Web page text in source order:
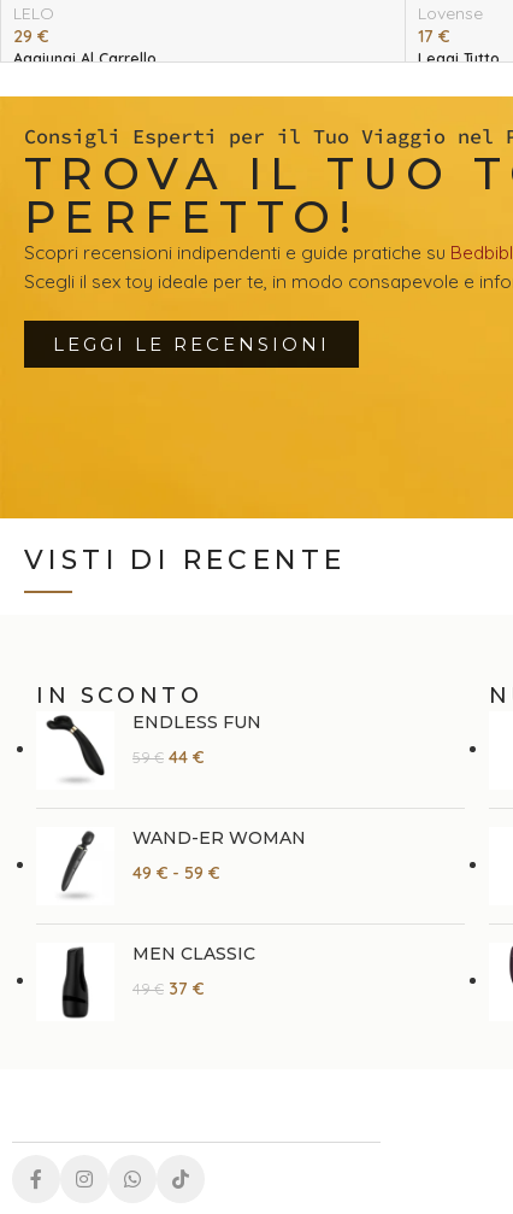
LELO
29 €
Aggiungi Al Carrello
Lovense
17 €
Leggi Tutto
Consigli Esperti per il Tuo Viaggio nel
TROVA IL TUO
PERFETTO!
Scopri recensioni indipendenti e guide pratiche su
Scegli il sex toy ideale per te, in modo consapevole e
LEGGI LE RECENSIONI
VISTI DI RECENTE
IN SCONTO
ENDLESS FUN
59€ 44 €
WAND-ER WOMAN
49 € - 59 €
MEN CLASSIC
49€ 37 €